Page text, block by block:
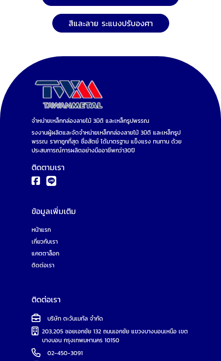
สีและลาย ระแนงปรับองศา
จำหน่ายเหล็กกล่องลายไม้ 3มิติ และเหล็กรูปพรรณ
รงงานผู้ผลิตและจัดจำหน่ายเหล็กกล่องลายไม้ 3มิติ และเหล็กรูป
พรรณ ราคาถูกที่สุด ซื่อสัตย์ ได้มาตรฐาน แข็งแรง ทนทาน ด้วย
ประสบการณ์การผลิตอย่างมืออาชีพกว่า30ปี
ติดตามเรา
ข้อมูลเพิ่มเติม
หน้าแรก
เกี่ยวกับเรา
แคตตาล็อก
ติดต่อเรา
ติดต่อเรา
บริษัท ตะวันเมทัล จำกัด
203,205 ซอยเอกชัย 132 ถนนเอกชัย แขวงบางบอนเหนือ เขต
บางบอน กรุงเทพมหานคร 10150
02-450-3091